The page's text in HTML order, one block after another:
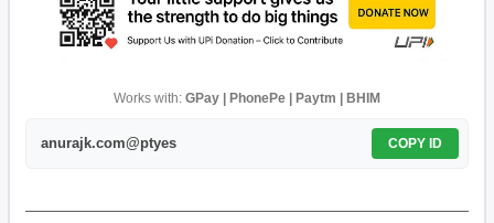
Works with: GPay | PhonePe | Paytm | BHIM
anurajk.com@ptyes COPY ID